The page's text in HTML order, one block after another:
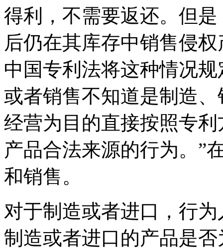
得利，不需要返还。但
后仍在其库存中销售侵
中国专利法将这种情况
或者销售不知道是制造
经营为目的直接按照专
产品合法来源的行为。”
和销售。
对于制造或者进口，行
制造或者进口的产品是